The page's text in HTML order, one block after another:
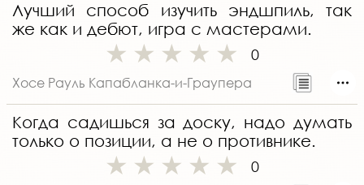
Лучший способ изучить эндшпиль, так
же как и дебют, игра с мастерами.
0
Хосе Рауль Капабланка-и-Граупера
Когда садишься за доску, надо думать
только о позиции, а не о противнике.
0